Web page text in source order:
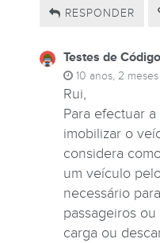
RESPONDER
Testes de
10 anos, 2
Rui,
Para efectuar
imobilizar o
considera
um veículo
necessário
passageiros
carga ou